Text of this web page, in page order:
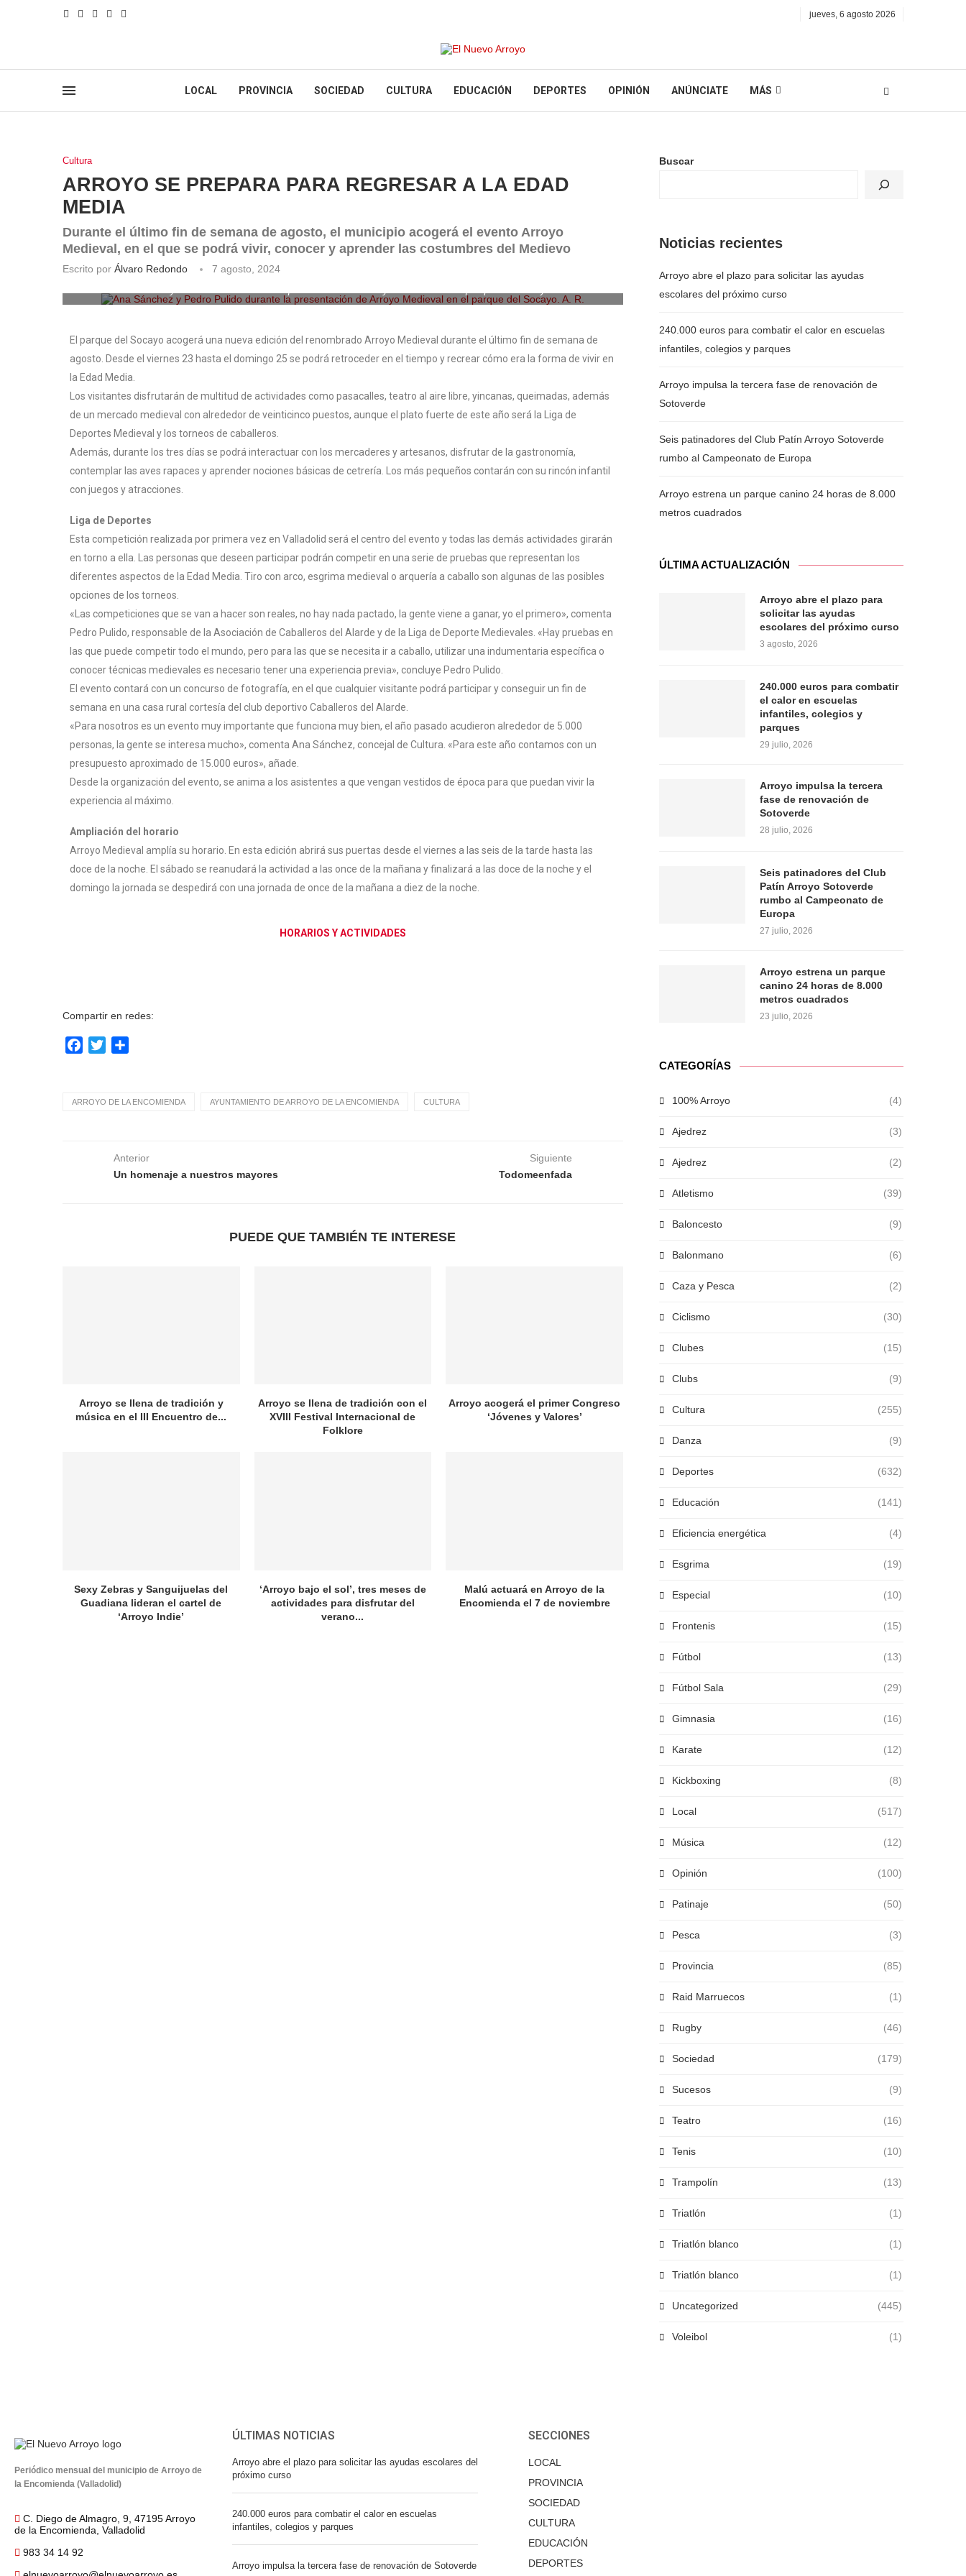
jueves, 6 agosto 2026
LOCAL PROVINCIA SOCIEDAD CULTURA EDUCACIÓN DEPORTES OPINIÓN ANÚNCIATE MÁS
Cultura
ARROYO SE PREPARA PARA REGRESAR A LA EDAD
MEDIA
Durante el último fin de semana de agosto, el municipio acogerá el evento Arroyo
Medieval, en el que se podrá vivir, conocer y aprender las costumbres del Medievo
Escrito por Álvaro Redondo
7 agosto, 2024
El parque del Socayo acogerá una nueva edición del renombrado Arroyo Medieval durante el último fin de semana de
agosto. Desde el viernes 23 hasta el domingo 25 se podrá retroceder en el tiempo y recrear cómo era la forma de vivir en
la Edad Media.
Los visitantes disfrutarán de multitud de actividades como pasacalles, teatro al aire libre, yincanas, queimadas, además
de un mercado medieval con alrededor de veinticinco puestos, aunque el plato fuerte de este año será la Liga de
Deportes Medieval y los torneos de caballeros.
Además, durante los tres días se podrá interactuar con los mercaderes y artesanos, disfrutar de la gastronomía,
contemplar las aves rapaces y aprender nociones básicas de cetrería. Los más pequeños contarán con su rincón infantil
con juegos y atracciones.
Liga de Deportes
Esta competición realizada por primera vez en Valladolid será el centro del evento y todas las demás actividades girarán
en torno a ella. Las personas que deseen participar podrán competir en una serie de pruebas que representan los
diferentes aspectos de la Edad Media. Tiro con arco, esgrima medieval o arquería a caballo son algunas de las posibles
opciones de los torneos.
«Las competiciones que se van a hacer son reales, no hay nada pactado, la gente viene a ganar, yo el primero», comenta
Pedro Pulido, responsable de la Asociación de Caballeros del Alarde y de la Liga de Deporte Medievales. «Hay pruebas en
las que puede competir todo el mundo, pero para las que se necesita ir a caballo, utilizar una indumentaria específica o
conocer técnicas medievales es necesario tener una experiencia previa», concluye Pedro Pulido.
El evento contará con un concurso de fotografía, en el que cualquier visitante podrá participar y conseguir un fin de
semana en una casa rural cortesía del club deportivo Caballeros del Alarde.
«Para nosotros es un evento muy importante que funciona muy bien, el año pasado acudieron alrededor de 5.000
personas, la gente se interesa mucho», comenta Ana Sánchez, concejal de Cultura. «Para este año contamos con un
presupuesto aproximado de 15.000 euros», añade.
Desde la organización del evento, se anima a los asistentes a que vengan vestidos de época para que puedan vivir la
experiencia al máximo.
Ampliación del horario
Arroyo Medieval amplía su horario. En esta edición abrirá sus puertas desde el viernes a las seis de la tarde hasta las
doce de la noche. El sábado se reanudará la actividad a las once de la mañana y finalizará a las doce de la noche y el
domingo la jornada se despedirá con una jornada de once de la mañana a diez de la noche.
HORARIOS Y ACTIVIDADES
Compartir en redes:
Facebook
Twitter
ARROYO DE LA ENCOMIENDA AYUNTAMIENTO DE ARROYO DE LA ENCOMIENDA CULTURA
Anterior
Un homenaje a nuestros mayores
Siguiente
Todomeenfada
PUEDE QUE TAMBIÉN TE INTERESE
Arroyo se llena de tradición y
música en el III Encuentro de...
Arroyo se llena de tradición con el
XVIII Festival Internacional de
Folklore
Arroyo acogerá el primer Congreso
‘Jóvenes y Valores’
Sexy Zebras y Sanguijuelas del
Guadiana lideran el cartel de
‘Arroyo Indie’
‘Arroyo bajo el sol’, tres meses de
actividades para disfrutar del
verano...
Malú actuará en Arroyo de la
Encomienda el 7 de noviembre
Buscar
Noticias recientes
Arroyo abre el plazo para solicitar las ayudas
escolares del próximo curso
240.000 euros para combatir el calor en escuelas
infantiles, colegios y parques
Arroyo impulsa la tercera fase de renovación de
Sotoverde
Seis patinadores del Club Patín Arroyo Sotoverde
rumbo al Campeonato de Europa
Arroyo estrena un parque canino 24 horas de 8.000
metros cuadrados
ÚLTIMA ACTUALIZACIÓN
Arroyo abre el plazo para
solicitar las ayudas
escolares del próximo curso
3 agosto, 2026
240.000 euros para combatir
el calor en escuelas
infantiles, colegios y
parques
29 julio, 2026
Arroyo impulsa la tercera
fase de renovación de
Sotoverde
28 julio, 2026
Seis patinadores del Club
Patín Arroyo Sotoverde
rumbo al Campeonato de
Europa
27 julio, 2026
Arroyo estrena un parque
canino 24 horas de 8.000
metros cuadrados
23 julio, 2026
CATEGORÍAS
100% Arroyo (4)
Ajedrez (3)
Ajedrez (2)
Atletismo (39)
Baloncesto (9)
Balonmano (6)
Caza y Pesca (2)
Ciclismo (30)
Clubes (15)
Clubs (9)
Cultura (255)
Danza (9)
Deportes (632)
Educación (141)
Eficiencia energética (4)
Esgrima (19)
Especial (10)
Frontenis (15)
Fútbol (13)
Fútbol Sala (29)
Gimnasia (16)
Karate (12)
Kickboxing (8)
Local (517)
Música (12)
Opinión (100)
Patinaje (50)
Pesca (3)
Provincia (85)
Raid Marruecos (1)
Rugby (46)
Sociedad (179)
Sucesos (9)
Teatro (16)
Tenis (10)
Trampolín (13)
Triatlón (1)
Triatlón blanco (1)
Triatlón blanco (1)
Uncategorized (445)
Voleibol (1)
Periódico mensual del municipio de Arroyo de
la Encomienda (Valladolid)
C. Diego de Almagro, 9, 47195 Arroyo
de la Encomienda, Valladolid
983 34 14 92
ÚLTIMAS NOTICIAS
Arroyo abre el plazo para solicitar las ayudas escolares del
próximo curso
240.000 euros para combatir el calor en escuelas
infantiles, colegios y parques
Arroyo impulsa la tercera fase de renovación de Sotoverde
SECCIONES
LOCAL
PROVINCIA
SOCIEDAD
CULTURA
EDUCACIÓN
DEPORTES